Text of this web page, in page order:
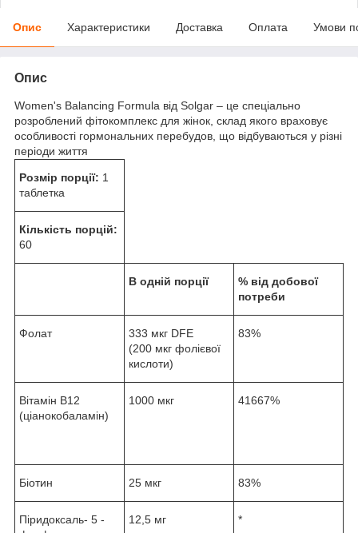
Опис Характеристики Доставка Оплата Умови
Опис
Women's Balancing Formula від Solgar – це спеціально
розроблений фітокомплекс для жінок, склад якого враховує
особливості гормональних перебудов, що відбуваються у різні
періоди життя
Розмір порції: 1
таблетка
Кількість порцій:
60
В одній порції
% від добової
потреби
Фолат
333 мкг DFE
(200 мкг фолієвої
кислоти)
83%
Вітамін В12
(ціанокобаламін)
1000 мкг 41667%
Біотин 25 мкг 83%
Піридоксаль- 5 -
12,5 мг *